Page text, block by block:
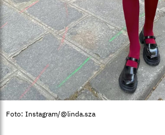
Foto: Instagram/@linda.sza